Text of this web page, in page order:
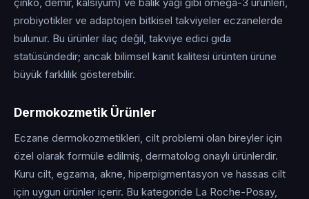
çinko, demir, kalsiyum) ve balık yağı gibi omega-3 ürünleri,
probiyotikler ve adaptojen bitkisel takviyeler eczanelerde
bulunur. Bu ürünler ilaç değil, takviye edici gıda
statüsündedir; ancak bilimsel kanıt kalitesi ürünten ürüne
büyük farklılık gösterebilir.
Dermokozmetik Ürünler
Eczane dermokozmetikleri, cilt problemi olan bireyler için
özel olarak formüle edilmiş, dermatolog onaylı ürünlerdir.
Kuru cilt, egzama, akne, hiperpigmentasyon ve hassas cilt
için uygun ürünler içerir. Bu kategoride La Roche-Posay,